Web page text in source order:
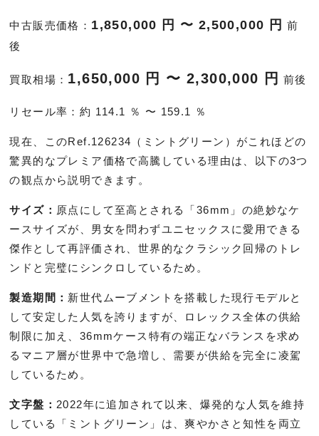
中古販売価格： 1,850,000 円 〜 2,500,000 円 前
後
買取相場： 1,650,000 円 〜 2,300,000 円 前後
リセール率：約 114.1 ％ 〜 159.1 ％
現在、このRef.126234（ミントグリーン）がこれほどの
驚異的なプレミア価格で高騰している理由は、以下の3つ
の観点から説明できます。
サイズ： 原点にして至高とされる「36mm」の絶妙なケ
ースサイズが、男女を問わずユニセックスに愛用できる
傑作として再評価され、世界的なクラシック回帰のトレ
ンドと完璧にシンクロしているため。
製造期間： 新世代ムーブメントを搭載した現行モデルと
して安定した人気を誇りますが、ロレックス全体の供給
制限に加え、36mmケース特有の端正なバランスを求め
るマニア層が世界中で急増し、需要が供給を完全に凌駕
しているため。
文字盤： 2022年に追加されて以来、爆発的な人気を維持
している「ミントグリーン」は、爽やかさと知性を両立